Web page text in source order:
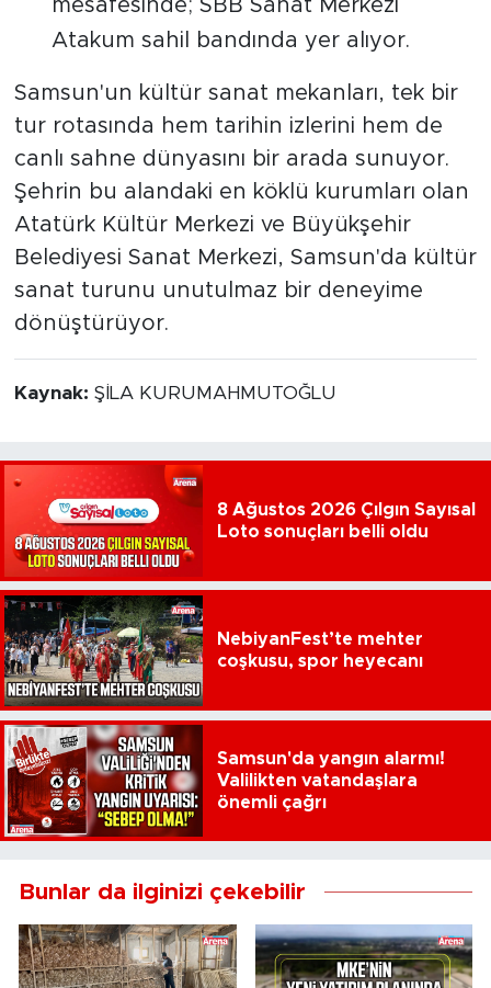
mesafesinde; SBB Sanat Merkezi
Atakum sahil bandında yer alıyor.
Samsun'un kültür sanat mekanları, tek bir
tur rotasında hem tarihin izlerini hem de
canlı sahne dünyasını bir arada sunuyor.
Şehrin bu alandaki en köklü kurumları olan
Atatürk Kültür Merkezi ve Büyükşehir
Belediyesi Sanat Merkezi, Samsun'da kültür
sanat turunu unutulmaz bir deneyime
dönüştürüyor.
Kaynak: ŞİLA KURUMAHMUTOĞLU
8 Ağustos 2026 Çılgın Sayısal
Loto sonuçları belli oldu
NebiyanFest’te mehter
coşkusu, spor heyecanı
Samsun'da yangın alarmı!
Valilikten vatandaşlara
önemli çağrı
Bunlar da ilginizi çekebilir